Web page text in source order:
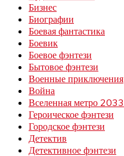
Бизнес
Биографии
Боевая фантастика
Боевик
Боевое фэнтези
Бытовое фэнтези
Военные приключения
Война
Вселенная метро 2033
Героическое фэнтези
Городское фэнтези
Детектив
Детективное фэнтези